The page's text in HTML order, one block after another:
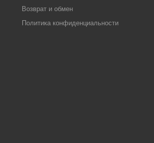
Возврат и обмен
Политика конфиденциальности